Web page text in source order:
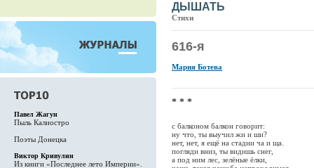
Павел Жагун
Пыль Калиостро
Поэты Донецка
Виктор Кривулин
Из книги «Последнее лето Империи».
ДЫШАТЬ
Стихи
616-я
Мария Ботева
* * *
с балконом балкон говорит:
ну что, ты выучил жи и ши?
нет, нет, я ещё на стадии ча и ща.
погляди вниз, ты видишь снег,
а под ним лес, зелёные ёлки,